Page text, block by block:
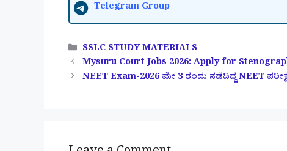
Telegram Group
Categories
SSLC STUDY MATERIALS
Mysuru Court Jobs 2026: Apply for
NEET Exam-2026 ಮೇ 3 ರಂದು ನಡೆದಿದ್ದ NEET ಪರೀಕ್ಷೆ